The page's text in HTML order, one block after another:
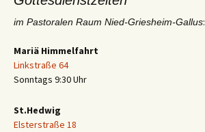
im Pastoralen Raum Nied-Griesheim-Gallus:
Mariä Himmelfahrt
Linkstraße 64
Sonntags 9:30 Uhr
St.Hedwig
Elsterstraße 18